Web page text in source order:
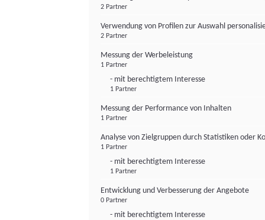
2 Partner
Verwendung von Profilen zur Auswahl
2 Partner
Messung der Werbeleistung
1 Partner
- mit berechtigtem Interesse
1 Partner
Messung der Performance von Inhalten
1 Partner
Analyse von Zielgruppen durch Statistiken oder
1 Partner
- mit berechtigtem Interesse
1 Partner
Entwicklung und Verbesserung der Angebote
0 Partner
- mit berechtigtem Interesse